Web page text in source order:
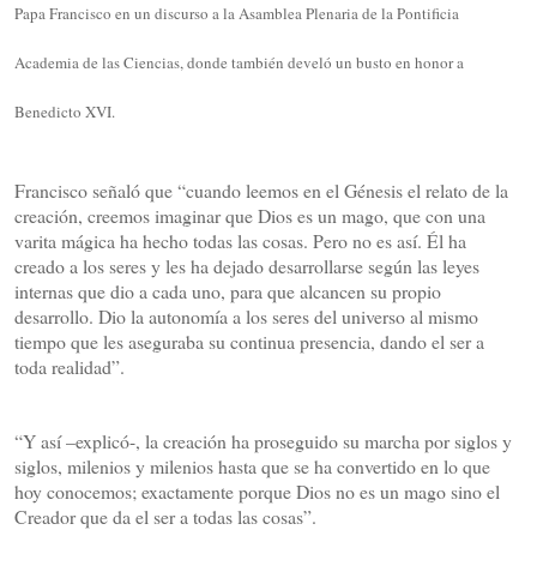
Papa Francisco en un discurso a la Asamblea Plenaria de la Pontificia
Academia de las Ciencias, donde también develó un busto en honor a
Benedicto XVI.
Francisco señaló que “cuando leemos en el Génesis el relato de la
creación, creemos imaginar que Dios es un mago, que con una
varita mágica ha hecho todas las cosas. Pero no es así. Él ha
creado a los seres y les ha dejado desarrollarse según las leyes
internas que dio a cada uno, para que alcancen su propio
desarrollo. Dio la autonomía a los seres del universo al mismo
tiempo que les aseguraba su continua presencia, dando el ser a
toda realidad”.
“Y así –explicó-, la creación ha proseguido su marcha por siglos y
siglos, milenios y milenios hasta que se ha convertido en lo que
hoy conocemos; exactamente porque Dios no es un mago sino el
Creador que da el ser a todas las cosas”.